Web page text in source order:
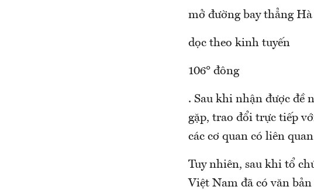
mở đường bay thẳng
dọc theo kinh tuyến
106° đông
. Sau khi nhận được đề
gặp, trao đổi trực tiếp
các cơ quan có liên
Tuy nhiên, sau khi tổ
Việt Nam đã có văn